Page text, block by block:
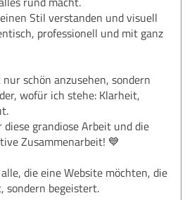
Stil verstanden und visuell
professionell und mit ganz
schön anzusehen, sondern
wofür ich stehe: Klarheit,
grandiose Arbeit und die
Zusammenarbeit! 💙
die eine Website möchten, die
begeistert.